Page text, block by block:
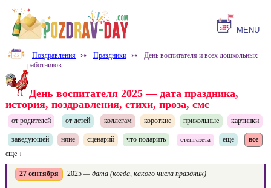
MENU
Поздравления ⤐ Праздники ⤐
День воспитателя и всех дошкольных
работников
День воспитателя 2025 — дата праздника,
история, поздравления, стихи, проза, смс
от родителей от детей коллегам короткие прикольные картинки
заведующей няне сценарий что подарить стенгазета еще
все
еще ↓
27 сентября 2025 — дата (когда, какого числа праздник)